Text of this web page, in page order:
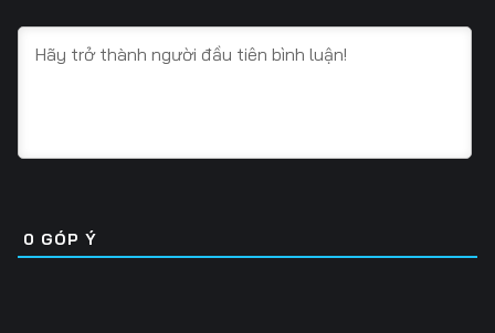
Tập 30 Tập 31
Tập 36 Tập 37 Tập 38
Tập 42 Tập 43 Tập 44
0 GÓP Ý